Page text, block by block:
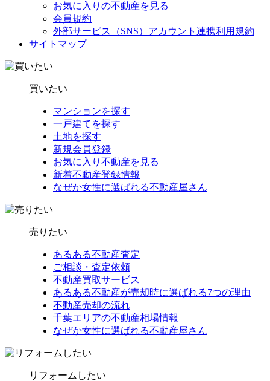
お気に入りの不動産を見る
会員規約
外部サービス（SNS）アカウント連携利用規約
サイトマップ
買いたい
マンションを探す
一戸建てを探す
土地を探す
新規会員登録
お気に入り不動産を見る
新着不動産登録情報
なぜか女性に選ばれる不動産屋さん
売りたい
あるある不動産査定
ご相談・査定依頼
不動産買取サービス
あるある不動産が売却時に選ばれる7つの理由
不動産売却の流れ
千葉エリアの不動産相場情報
なぜか女性に選ばれる不動産屋さん
リフォームしたい